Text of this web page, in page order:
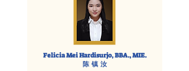
Felicia Mei Hardisurjo, BBA., MIE.
陈 镇 汝